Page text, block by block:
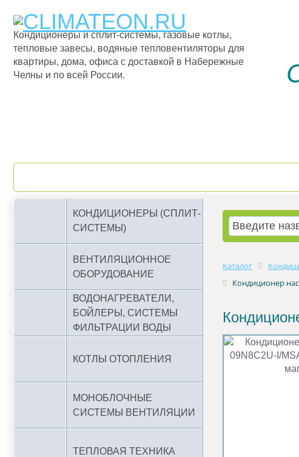
Кондиционеры и сплит-системы, газовые котлы,
тепловые завесы, водяные тепловентиляторы для
квартиры, дома, офиса с доставкой в Набережные
Челны и по всей России.
КОНДИЦИОНЕРЫ (СПЛИТ-
СИСТЕМЫ)
ВЕНТИЛЯЦИОННОЕ
ОБОРУДОВАНИЕ
ВОДОНАГРЕВАТЕЛИ,
БОЙЛЕРЫ, СИСТЕМЫ
ФИЛЬТРАЦИИ ВОДЫ
КОТЛЫ ОТОПЛЕНИЯ
МОНОБЛОЧНЫЕ
СИСТЕМЫ ВЕНТИЛЯЦИИ
ТЕПЛОВАЯ ТЕХНИКА
Каталог
Кондиционер